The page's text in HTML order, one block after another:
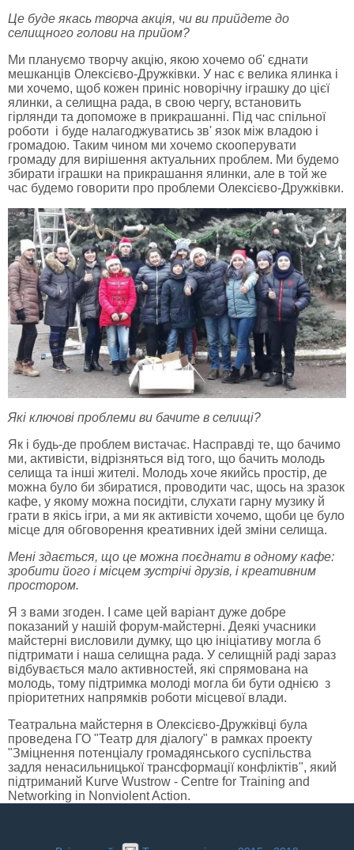
Це буде якась творча акція, чи ви прийдете до
селищного голови на прийом?
Ми плануємо творчу акцію, якою хочемо об' єднати
мешканців Олексієво-Дружківки. У нас є велика ялинка і
ми хочемо, щоб кожен приніс новорічну іграшку до цієї
ялинки, а селищна рада, в свою чергу, встановить
гірлянди та допоможе в прикрашанні. Під час спільної
роботи і буде налагоджуватись зв' язок між владою і
громадою. Таким чином ми хочемо скооперувати
громаду для вирішення актуальних проблем. Ми будемо
збирати іграшки на прикрашання ялинки, але в той же
час будемо говорити про проблеми Олексієво-Дружківки.
Які ключові проблеми ви бачите в селищі?
Як і будь-де проблем вистачає. Насправді те, що бачимо
ми, активісти, відрізняться від того, що бачить молодь
селища та інші жителі. Молодь хоче якийсь простір, де
можна було би збиратися, проводити час, щось на зразок
кафе, у якому можна посидіти, слухати гарну музику й
грати в якісь ігри, а ми як активісти хочемо, щоби це було
місце для обговорення креативних ідей зміни селища.
Мені здається, що це можна поєднати в одному кафе:
зробити його і місцем зустрічі друзів, і креативним
простором.
Я з вами згоден. І саме цей варіант дуже добре
показаний у нашій форум-майстерні. Деякі учасники
майстерні висловили думку, що цю ініціативу могла б
підтримати і наша селищна рада. У селищній раді зараз
відбувається мало активностей, які спрямована на
молодь, тому підтримка молоді могла би бути однією з
пріоритетних напрямків роботи місцевої влади.
Театральна майстерня в Олексієво-Дружківці була
проведена ГО "Театр для діалогу" в рамках проекту
"Зміцнення потенціалу громадянського суспільства
задля ненасильницької трансформації конфліктів", який
підтриманий Kurve Wustrow - Centre for Training and
Networking in Nonviolent Action.